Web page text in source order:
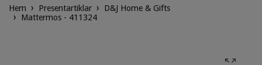
Hem Presentartiklar
D&J Home & Gifts
Mattermos - 411324